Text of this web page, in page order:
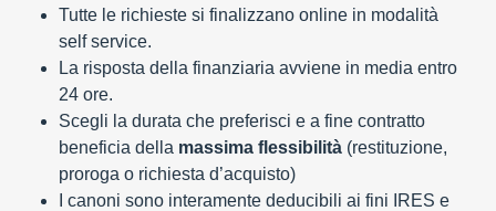
Tutte le richieste si finalizzano online in modalità
self service.
La risposta della finanziaria avviene in media entro
24 ore.
Scegli la durata che preferisci e a fine contratto
beneficia della massima flessibilità (restituzione,
proroga o richiesta d’acquisto)
I canoni sono interamente deducibili ai fini IRES e